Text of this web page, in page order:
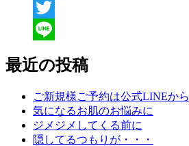
Facebook
Twitter
最近の投稿
ご新規様ご予約は公式LINEから
気になるお肌のお悩みに
ジメジメしてくる前に
隠してるつもりが・・・